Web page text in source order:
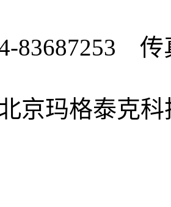
83687253
京玛格泰克